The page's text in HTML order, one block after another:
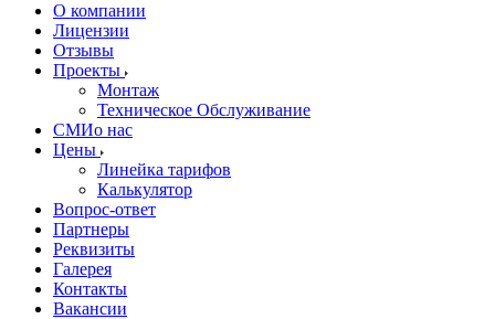
О компании
Лицензии
Отзывы
Проекты
Монтаж
Техническое Обслуживание
СМИо нас
Цены
Линейка тарифов
Калькулятор
Вопрос-ответ
Партнеры
Реквизиты
Галерея
Контакты
Вакансии